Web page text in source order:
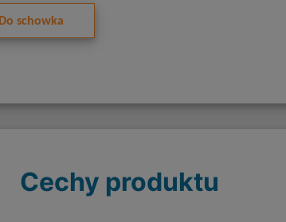
Do schowka
Cechy produktu